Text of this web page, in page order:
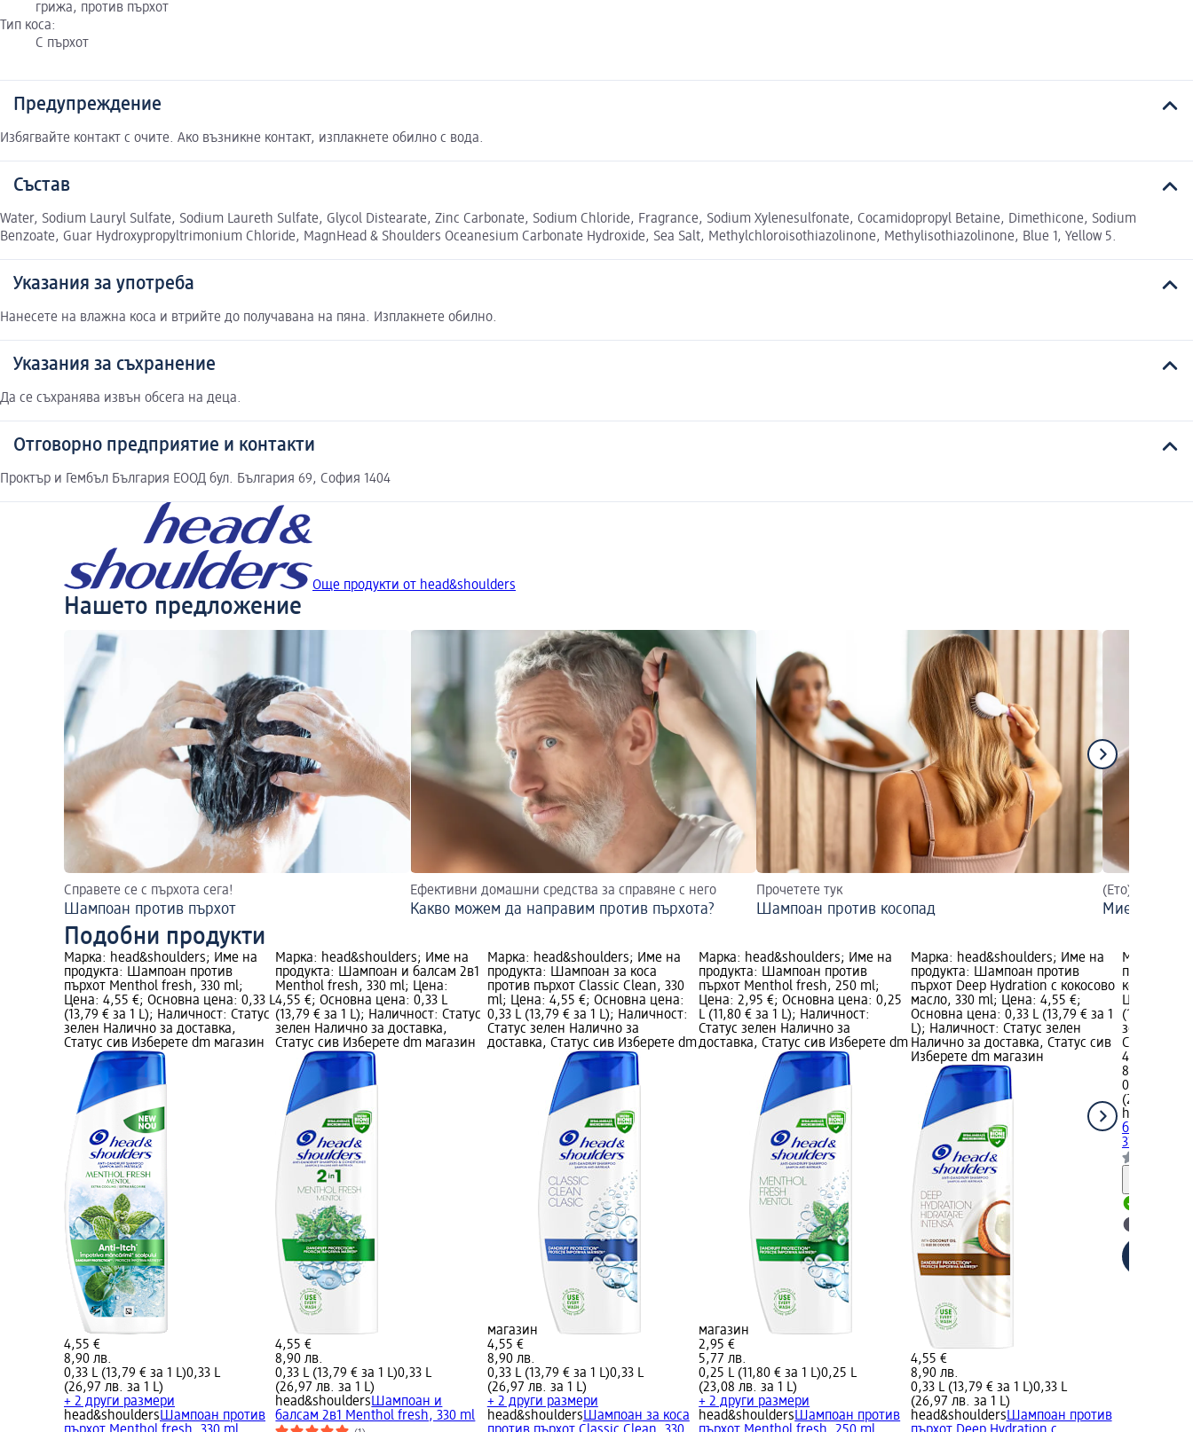
грижа, против пърхот
Тип коса:
С пърхот
Предупреждение
Избягвайте контакт с очите. Ако възникне контакт, изплакнете обилно с вода.
Състав
Water, Sodium Lauryl Sulfate, Sodium Laureth Sulfate, Glycol Distearate, Zinc Carbonate, Sodium Chloride, Fragrance, Sodium Xylenesulfonate, Cocamidopropyl Betaine, Dimethicone, Sodium
Benzoate, Guar Hydroxypropyltrimonium Chloride, MagnHead & Shoulders Oceanesium Carbonate Hydroxide, Sea Salt, Methylchloroisothiazolinone, Methylisothiazolinone, Blue 1, Yellow 5.
Указания за употреба
Нанесете на влажна коса и втрийте до получавана на пяна. Изплакнете обилно.
Указания за съхранение
Да се съхранява извън обсега на деца.
Отговорно предприятие и контакти
Проктър и Гембъл България ЕООД бул. България 69, София 1404
Още продукти от head&shoulders
Нашето предложение
Справете се с пърхота сега!
Шампоан против пърхот
Ефективни домашни средства за справяне с него
Какво можем да направим против пърхота?
Прочетете тук
Шампоан против косопад
(Ето) Как да
Миене на
Подобни продукти
Марка: head&shoulders; Име на
продукта: Шампоан против
пърхот Menthol fresh, 330 ml;
Цена: 4,55 €; Основна цена: 0,33 L
(13,79 € за 1 L); Наличност: Статус
зелен Налично за доставка,
Статус сив Изберете dm магазин
4,55 €
8,90 лв.
0,33 L (13,79 € за 1 L)0,33 L
(26,97 лв. за 1 L)
+ 2 други размери
head&shouldersШампоан против
Марка: head&shoulders; Име на
продукта: Шампоан и балсам 2в1
Menthol fresh, 330 ml; Цена:
4,55 €; Основна цена: 0,33 L
(13,79 € за 1 L); Наличност: Статус
зелен Налично за доставка,
Статус сив Изберете dm магазин
4,55 €
8,90 лв.
0,33 L (13,79 € за 1 L)0,33 L
(26,97 лв. за 1 L)
head&shouldersШампоан и
балсам 2в1 Menthol fresh, 330 ml
Марка: head&shoulders; Име на
продукта: Шампоан за коса
против пърхот Classic Clean, 330
ml; Цена: 4,55 €; Основна цена:
0,33 L (13,79 € за 1 L); Наличност:
Статус зелен Налично за
доставка, Статус сив Изберете dm
магазин
4,55 €
8,90 лв.
0,33 L (13,79 € за 1 L)0,33 L
(26,97 лв. за 1 L)
+ 2 други размери
head&shouldersШампоан за коса
Марка: head&shoulders; Име на
продукта: Шампоан против
пърхот Menthol fresh, 250 ml;
Цена: 2,95 €; Основна цена: 0,25
L (11,80 € за 1 L); Наличност:
Статус зелен Налично за
доставка, Статус сив Изберете dm
магазин
2,95 €
5,77 лв.
0,25 L (11,80 € за 1 L)0,25 L
(23,08 лв. за 1 L)
+ 2 други размери
head&shouldersШампоан против
Марка: head&shoulders; Име на
продукта: Шампоан против
пърхот Deep Hydration с кокосово
масло, 330 ml; Цена: 4,55 €;
Основна цена: 0,33 L (13,79 € за 1
L); Наличност: Статус зелен
Налично за доставка, Статус сив
Изберете dm магазин
4,55 €
8,90 лв.
0,33 L (13,79 € за 1 L)0,33 L
(26,97 лв. за 1 L)
head&shouldersШампоан против
Марка:
продукта:
коса 2в1
Цена: 4,55
(13,79 € за
зелен
Статус сив
4,55 €
8,90 лв.
0,33 L
(26,97 лв.
балсам за
330 ml